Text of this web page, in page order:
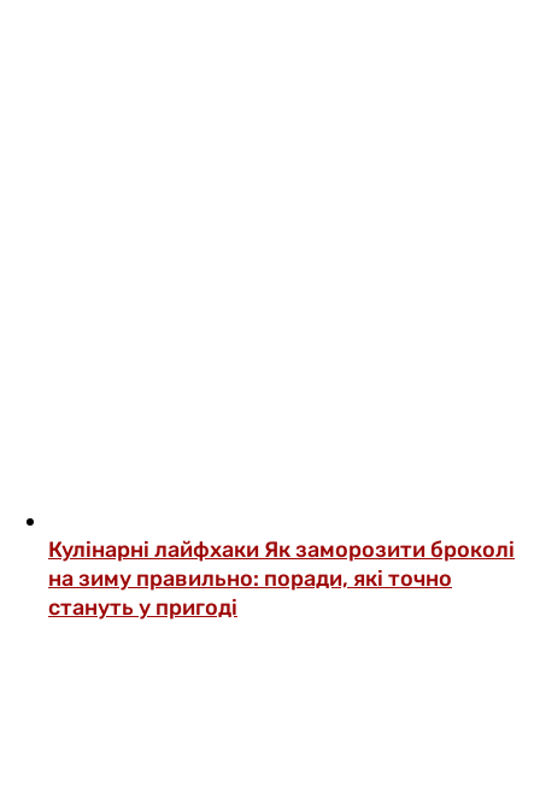
Кулінарні лайфхаки Як заморозити броколі
на зиму правильно: поради, які точно
стануть у пригоді